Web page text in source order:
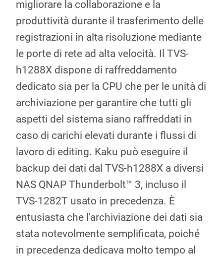
migliorare la collaborazione e la
produttività durante il trasferimento delle
registrazioni in alta risoluzione mediante
le porte di rete ad alta velocità. Il TVS-
h1288X dispone di raffreddamento
dedicato sia per la CPU che per le unità di
archiviazione per garantire che tutti gli
aspetti del sistema siano raffreddati in
caso di carichi elevati durante i flussi di
lavoro di editing. Kaku può eseguire il
backup dei dati dal TVS-h1288X a diversi
NAS QNAP Thunderbolt™ 3, incluso il
TVS-1282T usato in precedenza. È
entusiasta che l'archiviazione dei dati sia
stata notevolmente semplificata, poiché
in precedenza dedicava molto tempo al